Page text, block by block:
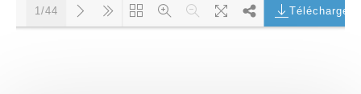
1/44 Télécharger